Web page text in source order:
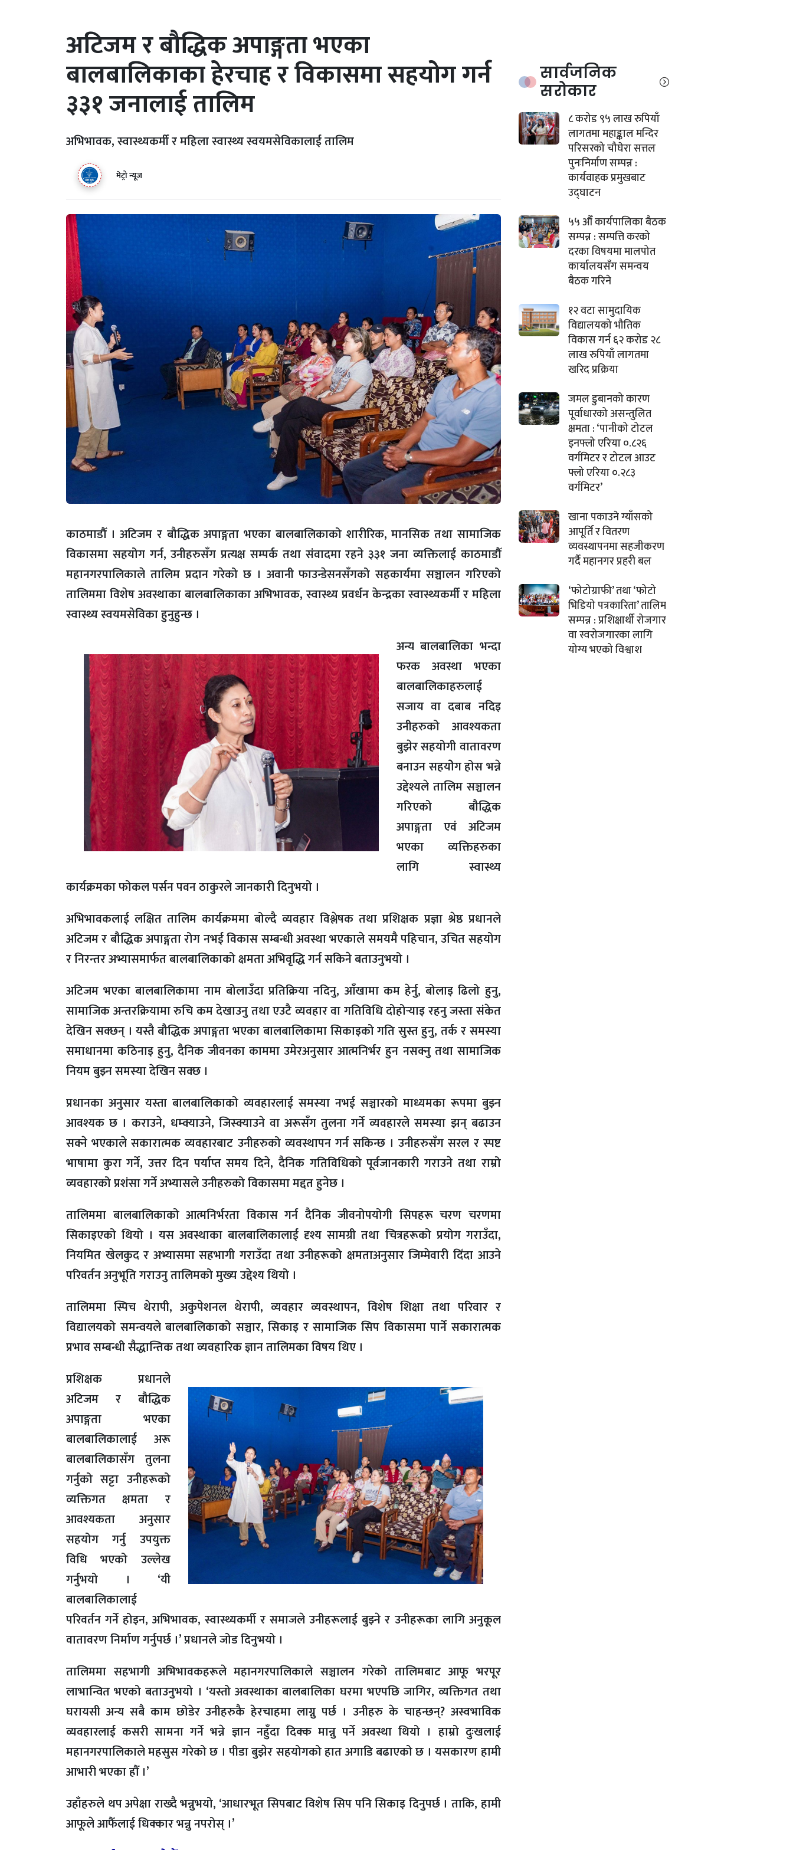
अटिजम र बौद्धिक अपाङ्गता भएका
बालबालिकाका हेरचाह र विकासमा सहयोग गर्न
३३१ जनालाई तालिम
अभिभावक, स्वास्थ्यकर्मी र महिला स्वास्थ्य स्वयमसेविकालाई तालिम
मेट्रो न्यूज
काठमाडौँ । अटिजम र बौद्धिक अपाङ्गता भएका बालबालिकाको शारीरिक, मानसिक तथा सामाजिक
विकासमा सहयोग गर्न, उनीहरुसँग प्रत्यक्ष सम्पर्क तथा संवादमा रहने ३३१ जना व्यक्तिलाई काठमाडौँ
महानगरपालिकाले तालिम प्रदान गरेको छ । अवानी फाउन्डेसनसँगको सहकार्यमा सञ्चालन गरिएको
तालिममा विशेष अवस्थाका बालबालिकाका अभिभावक, स्वास्थ्य प्रवर्धन केन्द्रका स्वास्थ्यकर्मी र महिला
स्वास्थ्य स्वयमसेविका हुनुहुन्छ ।
अन्य बालबालिका भन्दा
फरक अवस्था भएका
बालबालिकाहरुलाई
सजाय वा दबाब नदिइ
उनीहरुको आवश्यकता
बुझेर सहयोगी वातावरण
बनाउन सहयोेग होस भन्ने
उद्देश्यले तालिम सञ्चालन
गरिएको बौद्धिक
अपाङ्गता एवं अटिजम
भएका व्यक्तिहरुका
लागि स्वास्थ्य
कार्यक्रमका फोकल पर्सन पवन ठाकुरले जानकारी दिनुभयो ।
अभिभावकलाई लक्षित तालिम कार्यक्रममा बोल्दै व्यवहार विश्लेषक तथा प्रशिक्षक प्रज्ञा श्रेष्ठ प्रधानले
अटिजम र बौद्धिक अपाङ्गता रोग नभई विकास सम्बन्धी अवस्था भएकाले समयमै पहिचान, उचित सहयोग
र निरन्तर अभ्यासमार्फत बालबालिकाको क्षमता अभिवृद्धि गर्न सकिने बताउनुभयो ।
अटिजम भएका बालबालिकामा नाम बोलाउँदा प्रतिक्रिया नदिनु, आँखामा कम हेर्नु, बोलाइ ढिलो हुनु,
सामाजिक अन्तरक्रियामा रुचि कम देखाउनु तथा एउटै व्यवहार वा गतिविधि दोहोर्‍याइ रहनु जस्ता संकेत
देखिन सक्छन् । यस्तै बौद्धिक अपाङ्गता भएका बालबालिकामा सिकाइको गति सुस्त हुनु, तर्क र समस्या
समाधानमा कठिनाइ हुनु, दैनिक जीवनका काममा उमेरअनुसार आत्मनिर्भर हुन नसक्नु तथा सामाजिक
नियम बुझ्न समस्या देखिन सक्छ ।
प्रधानका अनुसार यस्ता बालबालिकाको व्यवहारलाई समस्या नभई सञ्चारको माध्यमका रूपमा बुझ्न
आवश्यक छ । कराउने, धम्क्याउने, जिस्क्याउने वा अरूसँग तुलना गर्ने व्यवहारले समस्या झन् बढाउन
सक्ने भएकाले सकारात्मक व्यवहारबाट उनीहरुको व्यवस्थापन गर्न सकिन्छ । उनीहरुसँग सरल र स्पष्ट
भाषामा कुरा गर्ने, उत्तर दिन पर्याप्त समय दिने, दैनिक गतिविधिको पूर्वजानकारी गराउने तथा राम्रो
व्यवहारको प्रशंसा गर्ने अभ्यासले उनीहरुको विकासमा मद्दत हुनेछ ।
तालिममा बालबालिकाको आत्मनिर्भरता विकास गर्न दैनिक जीवनोपयोगी सिपहरू चरण चरणमा
सिकाइएको थियो । यस अवस्थाका बालबालिकालाई दृश्य सामग्री तथा चित्रहरूको प्रयोग गराउँदा,
नियमित खेलकुद र अभ्यासमा सहभागी गराउँदा तथा उनीहरूको क्षमताअनुसार जिम्मेवारी दिँदा आउने
परिवर्तन अनुभूति गराउनु तालिमको मुख्य उद्देश्य थियो ।
तालिममा स्पिच थेरापी, अकुपेशनल थेरापी, व्यवहार व्यवस्थापन, विशेष शिक्षा तथा परिवार र
विद्यालयको समन्वयले बालबालिकाको सञ्चार, सिकाइ र सामाजिक सिप विकासमा पार्ने सकारात्मक
प्रभाव सम्बन्धी सैद्धान्तिक तथा व्यवहारिक ज्ञान तालिमका विषय थिए ।
प्रशिक्षक प्रधानले
अटिजम र बौद्धिक
अपाङ्गता भएका
बालबालिकालाई अरू
बालबालिकासँग तुलना
गर्नुको सट्टा उनीहरूको
व्यक्तिगत क्षमता र
आवश्यकता अनुसार
सहयोग गर्नु उपयुक्त
विधि भएको उल्लेख
गर्नुभयो । ‘यी
बालबालिकालाई
परिवर्तन गर्ने होइन, अभिभावक, स्वास्थ्यकर्मी र समाजले उनीहरूलाई बुझ्ने र उनीहरूका लागि अनुकूल
वातावरण निर्माण गर्नुपर्छ ।’ प्रधानले जोड दिनुभयो ।
तालिममा सहभागी अभिभावकहरूले महानगरपालिकाले सञ्चालन गरेको तालिमबाट आफू भरपूर
लाभान्वित भएको बताउनुभयो । ‘यस्तो अवस्थाका बालबालिका घरमा भएपछि जागिर, व्यक्तिगत तथा
घरायसी अन्य सबै काम छोडेर उनीहरुकै हेरचाहमा लाग्नु पर्छ । उनीहरु के चाहन्छन्? अस्वभाविक
व्यवहारलाई कसरी सामना गर्ने भन्ने ज्ञान नहुँदा दिक्क मान्नु पर्ने अवस्था थियो । हाम्रो दुःखलाई
महानगरपालिकाले महसुस गरेको छ । पीडा बुझेर सहयोगको हात अगाडि बढाएको छ । यसकारण हामी
आभारी भएका हौँ ।’
उहाँहरुले थप अपेक्षा राख्दै भन्नुभयो, ‘आधारभूत सिपबाट विशेष सिप पनि सिकाइ दिनुपर्छ । ताकि, हामी
आफूले आफैँलाई धिक्कार भन्नु नपरोस् ।’
सार्वजनिक
सरोकार
८ करोड ९५ लाख रुपियाँ
लागतमा महाङ्काल मन्दिर
परिसरको चौघेरा सत्तल
पुनःनिर्माण सम्पन्न :
कार्यवाहक प्रमुखबाट
उद्घाटन
५५ औँ कार्यपालिका बैठक
सम्पन्न : सम्पत्ति करको
दरका विषयमा मालपोत
कार्यालयसँग समन्वय
बैठक गरिने
१२ वटा सामुदायिक
विद्यालयको भौतिक
विकास गर्न ६२ करोड २८
लाख रुपियाँ लागतमा
खरिद प्रक्रिया
जमल डुबानको कारण
पूर्वाधारको असन्तुलित
क्षमता : ‘पानीको टोटल
इनफ्लो एरिया ०.८२६
वर्गमिटर र टोटल आउट
फ्लो एरिया ०.२८३
वर्गमिटर’
खाना पकाउने ग्याँसको
आपूर्ति र वितरण
व्यवस्थापनमा सहजीकरण
गर्दै महानगर प्रहरी बल
‘फोटोग्राफी’ तथा ‘फोटो
भिडियो पत्रकारिता’ तालिम
सम्पन्न : प्रशिक्षार्थी रोजगार
वा स्वरोजगारका लागि
योग्य भएको विश्वाश